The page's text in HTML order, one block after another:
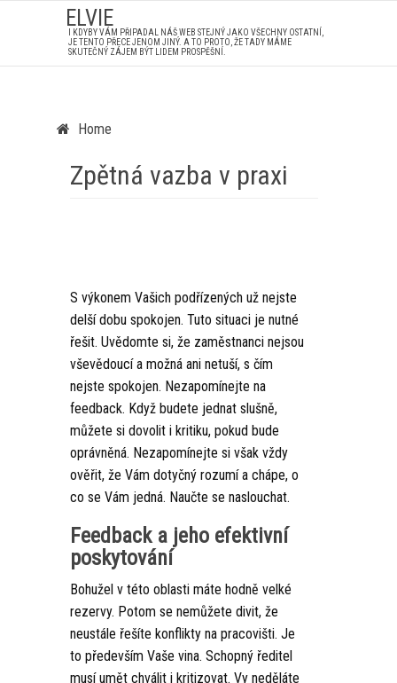
ELVIE
I KDYBY VÁM PŘIPADAL NÁŠ WEB STEJNÝ JAKO VŠECHNY OSTATNÍ,
JE TENTO PŘECE JENOM JINÝ. A TO PROTO, ŽE TADY MÁME
SKUTEČNÝ ZÁJEM BÝT LIDEM PROSPĚŠNÍ.
Home
Zpětná vazba v praxi
S výkonem Vašich podřízených už nejste
delší dobu spokojen. Tuto situaci je nutné
řešit. Uvědomte si, že zaměstnanci nejsou
vševědoucí a možná ani netuší, s čím
nejste spokojen. Nezapomínejte na
feedback. Když budete jednat slušně,
můžete si dovolit i kritiku, pokud bude
oprávněná. Nezapomínejte si však vždy
ověřit, že Vám dotyčný rozumí a chápe, o
co se Vám jedná. Naučte se naslouchat.
Feedback a jeho efektivní
poskytování
Bohužel v této oblasti máte hodně velké
rezervy. Potom se nemůžete divit, že
neustále řešíte konflikty na pracovišti. Je
to především Vaše vina. Schopný ředitel
musí umět chválit i kritizovat. Vy neděláte